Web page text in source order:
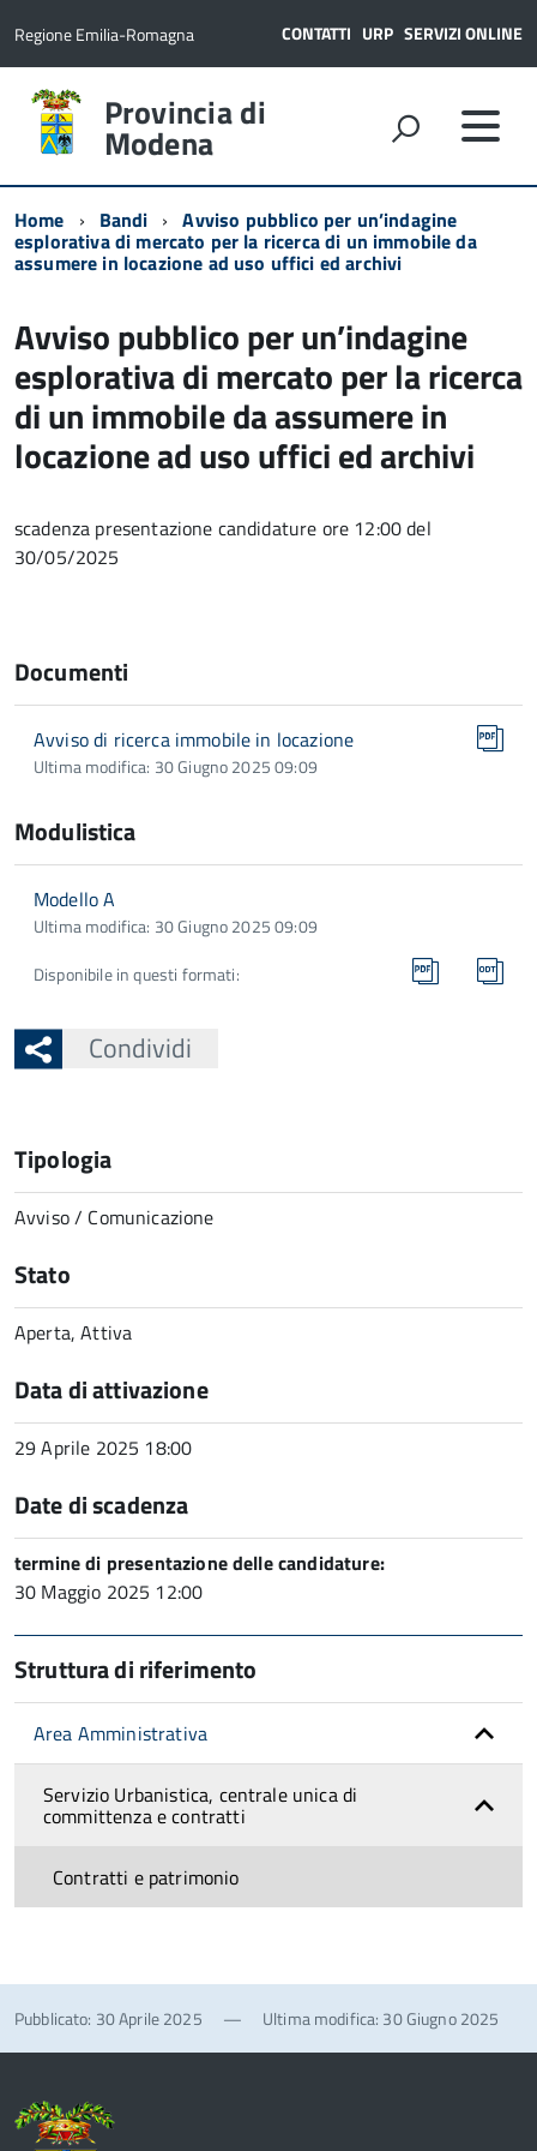
Regione Emilia-Romagna CONTATTI URP SERVIZI ONLINE
Provincia di
Modena
Home Bandi Avviso pubblico per un’indagine
esplorativa di mercato per la ricerca di un immobile da
assumere in locazione ad uso uffici ed archivi
Avviso pubblico per un’indagine
esplorativa di mercato per la ricerca
di un immobile da assumere in
locazione ad uso uffici ed archivi
scadenza presentazione candidature ore 12:00 del
30/05/2025
Documenti
Avviso di ricerca immobile in locazione
Ultima modifica: 30 Giugno 2025 09:09
Modulistica
Modello A
Ultima modifica: 30 Giugno 2025 09:09
Disponibile in questi formati:
Condividi
Tipologia
Avviso / Comunicazione
Stato
Aperta, Attiva
Data di attivazione
29 Aprile 2025 18:00
Date di scadenza
termine di presentazione delle candidature:
30 Maggio 2025 12:00
Struttura di riferimento
Area Amministrativa
Servizio Urbanistica, centrale unica di
committenza e contratti
Contratti e patrimonio
Pubblicato: 30 Aprile 2025 — Ultima modifica: 30 Giugno 2025